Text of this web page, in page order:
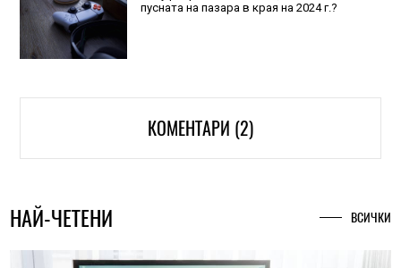
пусната на пазара в края на 2024 г.?
КОМЕНТАРИ (2)
НАЙ-ЧЕТЕНИ ВСИЧКИ